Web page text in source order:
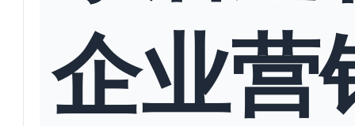
企业营